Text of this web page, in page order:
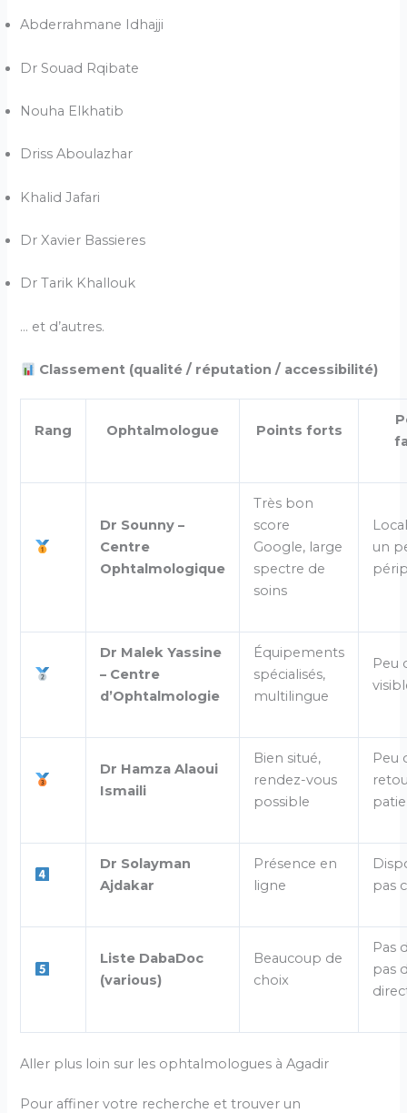
Abderrahmane Idhajji
Dr Souad Rqibate
Nouha Elkhatib
Driss Aboulazhar
Khalid Jafari
Dr Xavier Bassieres
Dr Tarik Khallouk
… et d’autres.
Classement (qualité / réputation / accessibilité)
Rang Ophtalmologue Points forts
Dr Sounny –
Centre
Ophtalmologique
Très bon
score
Google, large
spectre de
soins
un
Dr Malek Yassine
– Centre
d’Ophtalmologie
Équipements
spécialisés,
multilingue
Peu
Dr Hamza Alaoui
Ismaili
Bien situé,
rendez-vous
possible
Peu
Dr Solayman
Ajdakar
Présence en
ligne
pas
Liste DabaDoc
(various)
Beaucoup de
choix
Pas
pas
Aller plus loin sur les ophtalmologues à Agadir
Pour affiner votre recherche et trouver un